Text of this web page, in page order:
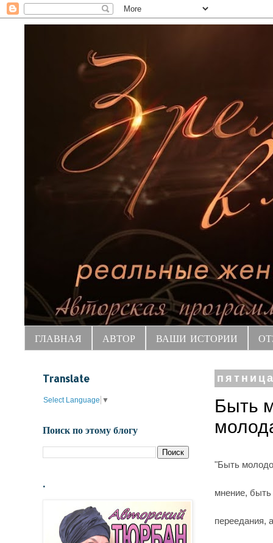
ГЛАВНАЯ АВТОР ВАШИ ИСТОРИИ
Быть
"Быть
мнение,
переедания,
Translate
Select Language ▼
Поиск по этому блогу
.